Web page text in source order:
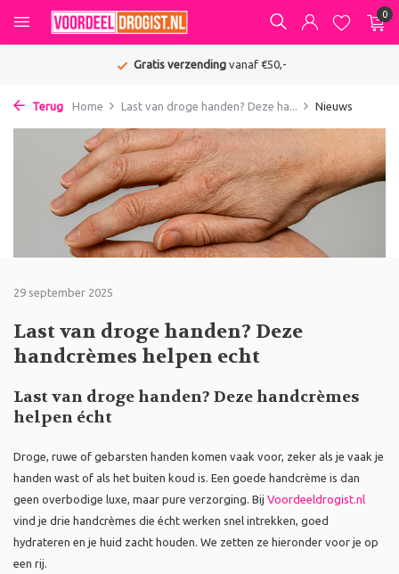
0
Gratis verzendingvanaf €50,-
Terug Home Last van droge handen? Deze ha... Nieuws
29 september 2025
Last van droge handen? Deze
handcrèmes helpen echt
Last van droge handen? Deze handcrèmes
helpen écht
Droge, ruwe of gebarsten handen komen vaak voor, zeker als je vaak je
handen wast of als het buiten koud is. Een goede handcrème is dan
geen overbodige luxe, maar pure verzorging. Bij Voordeeldrogist.nl
vind je drie handcrèmes die écht werken snel intrekken, goed
hydrateren en je huid zacht houden. We zetten ze hieronder voor je op
een rij.